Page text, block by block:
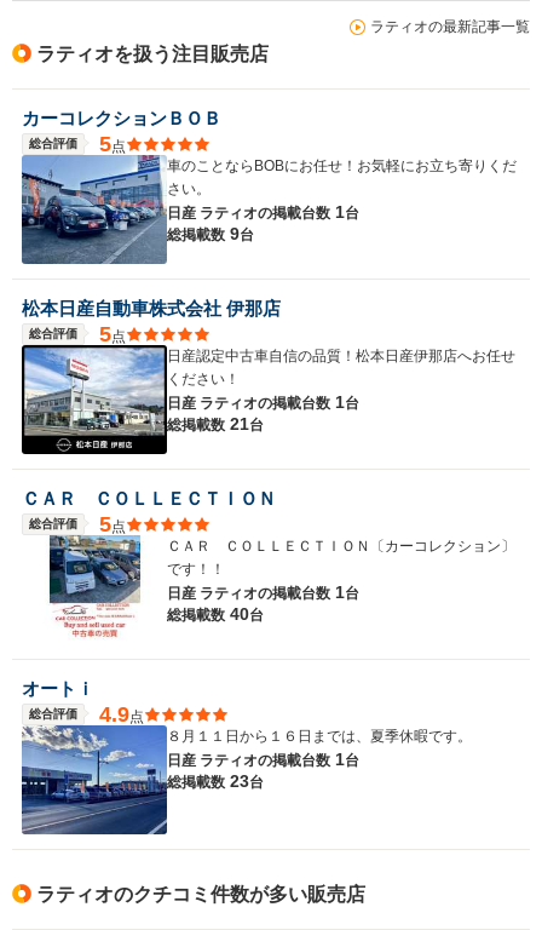
ラティオの最新記事一覧
ラティオを扱う注目販売店
カーコレクションＢＯＢ
総合評価 5点
車のことならBOBにお任せ！お気軽にお立ち寄りくだ
さい。
日産 ラティオの掲載台数 1台
総掲載数 9台
松本日産自動車株式会社 伊那店
総合評価 5点
日産認定中古車自信の品質！松本日産伊那店へお任せ
ください！
日産 ラティオの掲載台数 1台
総掲載数 21台
ＣＡＲ ＣＯＬＬＥＣＴＩＯＮ
総合評価 5点
ＣＡＲ ＣＯＬＬＥＣＴＩＯＮ〔カーコレクション〕
です！！
日産 ラティオの掲載台数 1台
総掲載数 40台
オートｉ
総合評価 4.9点
８月１１日から１６日までは、夏季休暇です。
日産 ラティオの掲載台数 1台
総掲載数 23台
ラティオのクチコミ件数が多い販売店